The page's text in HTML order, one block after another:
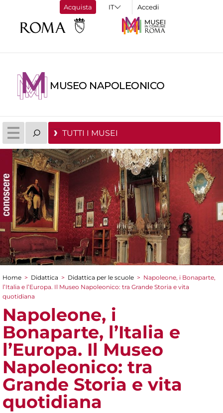
Acquista Accedi
MUSEO NAPOLEONICO
TUTTI I MUSEI
Tu sei qui
Home > Didattica > Didattica per le scuole > Napoleone, i Bonaparte,
l’Italia e l’Europa. Il Museo Napoleonico: tra Grande Storia e vita
quotidiana
Napoleone, i
Bonaparte, l’Italia e
l’Europa. Il Museo
Napoleonico: tra
Grande Storia e vita
quotidiana